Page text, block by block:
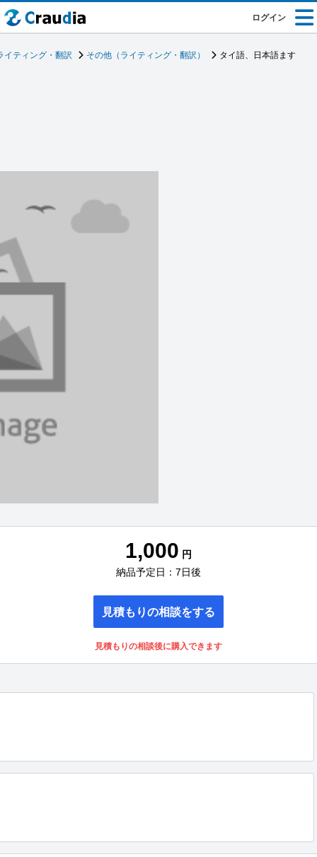
ログイン
イティング・翻訳 その他（ライティング・翻訳） タイ語、日本語ます
1,000 円
納品予定日：7日後
見積もりの相談をする
見積もりの相談後に購入できます